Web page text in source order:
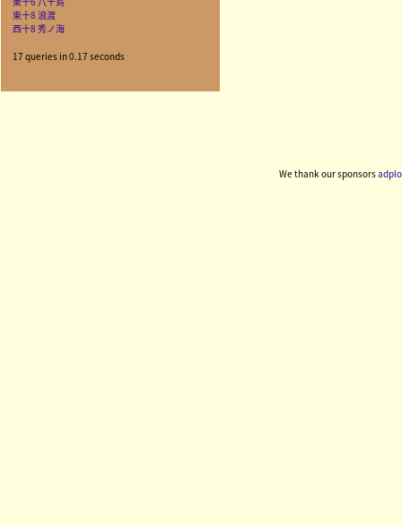
東十8 浪渡
西十8 秀ノ海
17 queries in 0.17 seconds
We thank our sponsors